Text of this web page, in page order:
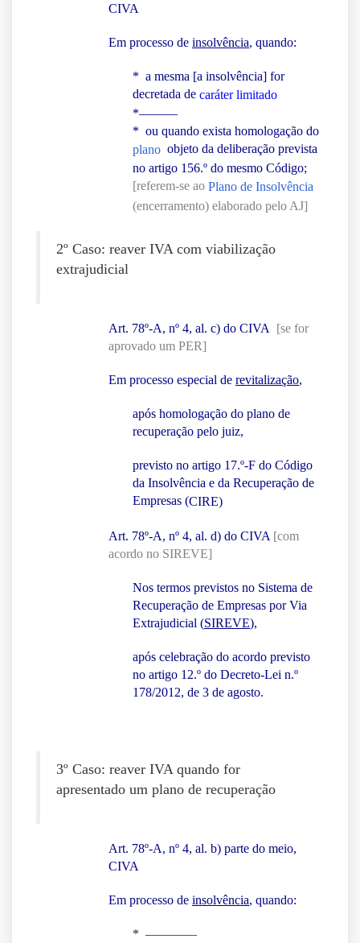
CIVA
Em processo de insolvência, quando:
* a mesma [a insolvência] for
decretada de caráter limitado
*———
* ou quando exista homologação do
plano objeto da deliberação prevista
no artigo 156.º do mesmo Código;
[referem-se ao Plano de Insolvência
(encerramento) elaborado pelo AJ]
2º Caso: reaver IVA com viabilização
extrajudicial
Art. 78º-A, nº 4, al. c) do CIVA
[se for
aprovado um PER]
Em processo especial de revitalização,
após homologação do plano de
recuperação pelo juiz,
previsto no artigo 17.º-F do Código
da Insolvência e da Recuperação de
Empresas (CIRE)
Art. 78º-A, nº 4, al. d) do CIVA [com
acordo no SIREVE]
Nos termos previstos no Sistema de
Recuperação de Empresas por Via
Extrajudicial (SIREVE),
após celebração do acordo previsto
no artigo 12.º do Decreto-Lei n.º
178/2012, de 3 de agosto.
3º Caso: reaver IVA quando for
apresentado um plano de recuperação
Art. 78º-A, nº 4, al. b) parte do meio,
CIVA
Em processo de insolvência, quando:
* ————